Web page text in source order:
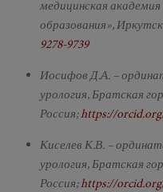
медицинская
образования»,
9278-9739
Иосифов Д.А. –
урология, Братская
Россия;https://
Киселев К.В. –
урология, Братская
Россия;https://